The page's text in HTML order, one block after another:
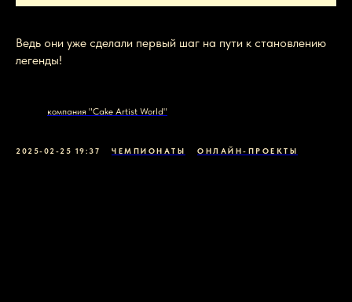
Ведь они уже сделали первый шаг на пути к становлению
легенды!
компания "Cake Artist World"
2025-02-25 19:37 ЧЕМПИОНАТЫ ОНЛАЙН-ПРОЕКТЫ